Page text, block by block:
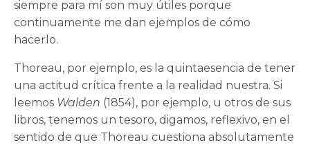
siempre para mí son muy útiles porque
continuamente me dan ejemplos de cómo
hacerlo.
Thoreau, por ejemplo, es la quintaesencia de tener
una actitud crítica frente a la realidad nuestra. Si
leemos Walden (1854), por ejemplo, u otros de sus
libros, tenemos un tesoro, digamos, reflexivo, en el
sentido de que Thoreau cuestiona absolutamente